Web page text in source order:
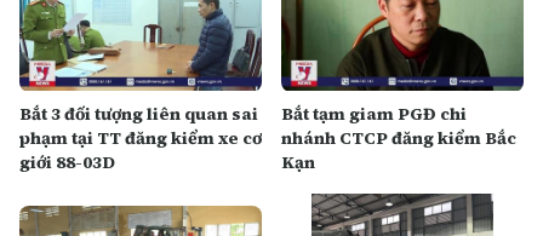
Bắt 3 đối tượng liên quan sai
phạm tại TT đăng kiểm xe cơ
giới 88-03D
Bắt tạm giam PGĐ chi
nhánh CTCP đăng kiểm Bắc
Kạn